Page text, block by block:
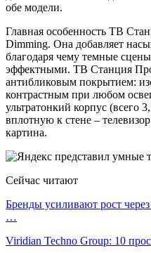
обе модели.
Главная особенность ТВ
Dimming. Она добавляет
благодаря чему темные
эффектными. ТВ Станция
антибликовым покрытием:
контрастным при любом
ультратонкий корпус (всего
вплотную к стене –
картина.
Сейчас читают
Бренды усиливают рост
…
Viridian Techno Group: 10